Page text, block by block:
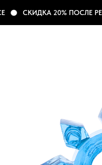
СКИДКА 20% ПОСЛЕ